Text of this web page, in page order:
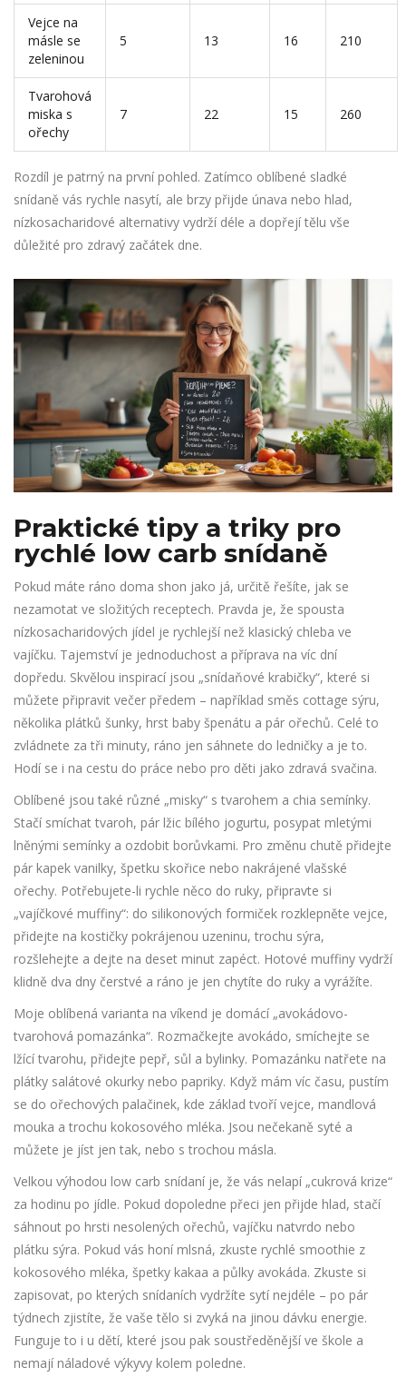
Vejce na
másle se
zeleninou
5 13 16 210
Tvarohová
miska s
ořechy
7 22 15 260
Rozdíl je patrný na první pohled. Zatímco oblíbené sladké
snídaně vás rychle nasytí, ale brzy přijde únava nebo hlad,
nízkosacharidové alternativy vydrží déle a dopřejí tělu vše
důležité pro zdravý začátek dne.
Praktické tipy a triky pro
rychlé low carb snídaně
Pokud máte ráno doma shon jako já, určitě řešíte, jak se
nezamotat ve složitých receptech. Pravda je, že spousta
nízkosacharidových jídel je rychlejší než klasický chleba ve
vajíčku. Tajemství je jednoduchost a příprava na víc dní
dopředu. Skvělou inspirací jsou „snídaňové krabičky“, které si
můžete připravit večer předem – například směs cottage sýru,
několika plátků šunky, hrst baby špenátu a pár ořechů. Celé to
zvládnete za tři minuty, ráno jen sáhnete do ledničky a je to.
Hodí se i na cestu do práce nebo pro děti jako zdravá svačina.
Oblíbené jsou také různé „misky“ s tvarohem a chia semínky.
Stačí smíchat tvaroh, pár lžic bílého jogurtu, posypat mletými
lněnými semínky a ozdobit borůvkami. Pro změnu chutě přidejte
pár kapek vanilky, špetku skořice nebo nakrájené vlašské
ořechy. Potřebujete-li rychle něco do ruky, připravte si
„vajíčkové muffiny“: do silikonových formiček rozklepněte vejce,
přidejte na kostičky pokrájenou uzeninu, trochu sýra,
rozšlehejte a dejte na deset minut zapéct. Hotové muffiny vydrží
klidně dva dny čerstvé a ráno je jen chytíte do ruky a vyrážíte.
Moje oblíbená varianta na víkend je domácí „avokádovo-
tvarohová pomazánka“. Rozmačkejte avokádo, smíchejte se
lžící tvarohu, přidejte pepř, sůl a bylinky. Pomazánku natřete na
plátky salátové okurky nebo papriky. Když mám víc času, pustím
se do ořechových palačinek, kde základ tvoří vejce, mandlová
mouka a trochu kokosového mléka. Jsou nečekaně syté a
můžete je jíst jen tak, nebo s trochou másla.
Velkou výhodou low carb snídaní je, že vás nelapí „cukrová krize“
za hodinu po jídle. Pokud dopoledne přeci jen přijde hlad, stačí
sáhnout po hrsti nesolených ořechů, vajíčku natvrdo nebo
plátku sýra. Pokud vás honí mlsná, zkuste rychlé smoothie z
kokosového mléka, špetky kakaa a půlky avokáda. Zkuste si
zapisovat, po kterých snídaních vydržíte sytí nejdéle – po pár
týdnech zjistíte, že vaše tělo si zvyká na jinou dávku energie.
Funguje to i u dětí, které jsou pak soustředěnější ve škole a
nemají náladové výkyvy kolem poledne.